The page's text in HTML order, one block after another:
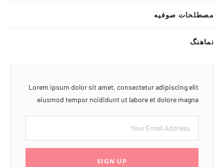
مصطلحات صوفیه
نماهنگ
Lorem ipsum dolor sit amet, consectetur adipiscing elit
eiusmod tempor ncididunt ut labore et dolore magna
SIGN UP